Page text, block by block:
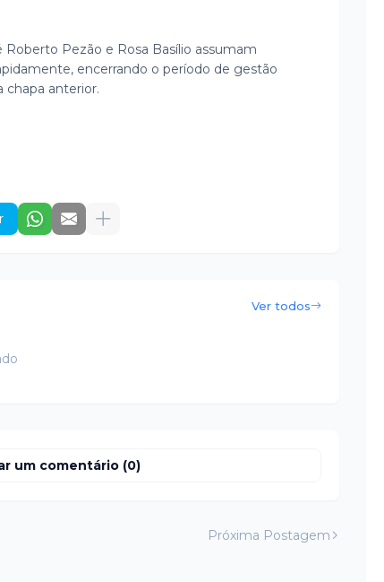
Pezão e Rosa Basílio assumam
encerrando o período de gestão
chapa anterior.
Ver todos
um comentário (0)
Próxima Postagem